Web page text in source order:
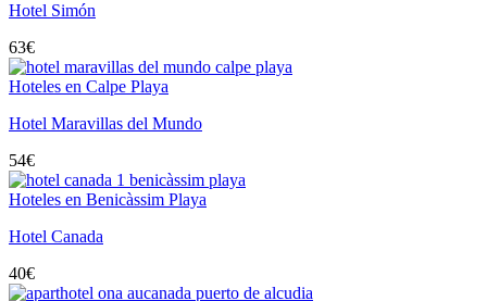
Hotel Simón
63€
Hoteles en Calpe Playa
Hotel Maravillas del Mundo
54€
Hoteles en Benicàssim Playa
Hotel Canada
40€